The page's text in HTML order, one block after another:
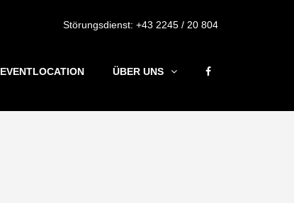
Störungsdienst: +43 2245 / 20 804
EVENTLOCATION ÜBER UNS